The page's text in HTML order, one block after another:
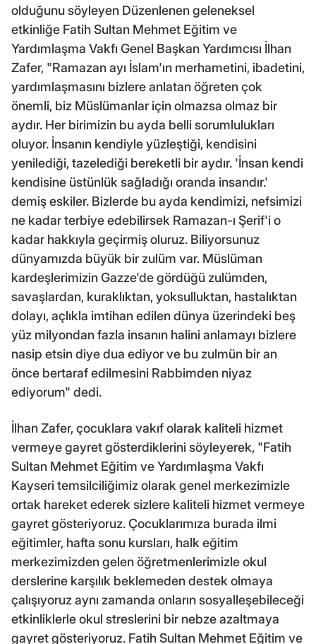
olduğunu söyleyen Düzenlenen geleneksel
etkinliğe Fatih Sultan Mehmet Eğitim ve
Yardımlaşma Vakfı Genel Başkan Yardımcısı İlhan
Zafer, "Ramazan ayı İslam'ın merhametini, ibadetini,
yardımlaşmasını bizlere anlatan öğreten çok
önemli, biz Müslümanlar için olmazsa olmaz bir
aydır. Her birimizin bu ayda belli sorumlulukları
oluyor. İnsanın kendiyle yüzleştiği, kendisini
yenilediği, tazelediği bereketli bir aydır. 'İnsan kendi
kendisine üstünlük sağladığı oranda insandır.'
demiş eskiler. Bizlerde bu ayda kendimizi, nefsimizi
ne kadar terbiye edebilirsek Ramazan-ı Şerif'i o
kadar hakkıyla geçirmiş oluruz. Biliyorsunuz
dünyamızda büyük bir zulüm var. Müslüman
kardeşlerimizin Gazze'de gördüğü zulümden,
savaşlardan, kuraklıktan, yoksulluktan, hastalıktan
dolayı, açlıkla imtihan edilen dünya üzerindeki beş
yüz milyondan fazla insanın halini anlamayı bizlere
nasip etsin diye dua ediyor ve bu zulmün bir an
önce bertaraf edilmesini Rabbimden niyaz
ediyorum" dedi.
İlhan Zafer, çocuklara vakıf olarak kaliteli hizmet
vermeye gayret gösterdiklerini söyleyerek, "Fatih
Sultan Mehmet Eğitim ve Yardımlaşma Vakfı
Kayseri temsilciliğimiz olarak genel merkezimizle
ortak hareket ederek sizlere kaliteli hizmet vermeye
gayret gösteriyoruz. Çocuklarımıza burada ilmi
eğitimler, hafta sonu kursları, halk eğitim
merkezimizden gelen öğretmenlerimizle okul
derslerine karşılık beklemeden destek olmaya
çalışıyoruz aynı zamanda onların sosyalleşebileceği
etkinliklerle okul streslerini bir nebze azaltmaya
gayret gösteriyoruz. Fatih Sultan Mehmet Eğitim ve